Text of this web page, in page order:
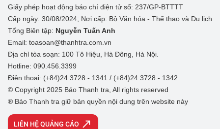
Giấy phép hoạt động báo chí điện tử số: 237/GP-BTTTT
Cấp ngày: 30/08/2024; Nơi cấp: Bộ Văn hóa - Thể thao và Du lịch
Tổng Biên tập: Nguyễn Tuấn Anh
Email: toasoan@thanhtra.com.vn
Địa chỉ tòa soạn: 100 Tô Hiệu, Hà Đông, Hà Nội.
Hotline: 090.456.3399
Điện thoại: (+84)24 3728 - 1341 / (+84)24 3728 - 1342
© Copyright 2025 Báo Thanh tra, All rights reserved
® Báo Thanh tra giữ bản quyền nội dung trên website này
LIÊN HỆ QUẢNG CÁO